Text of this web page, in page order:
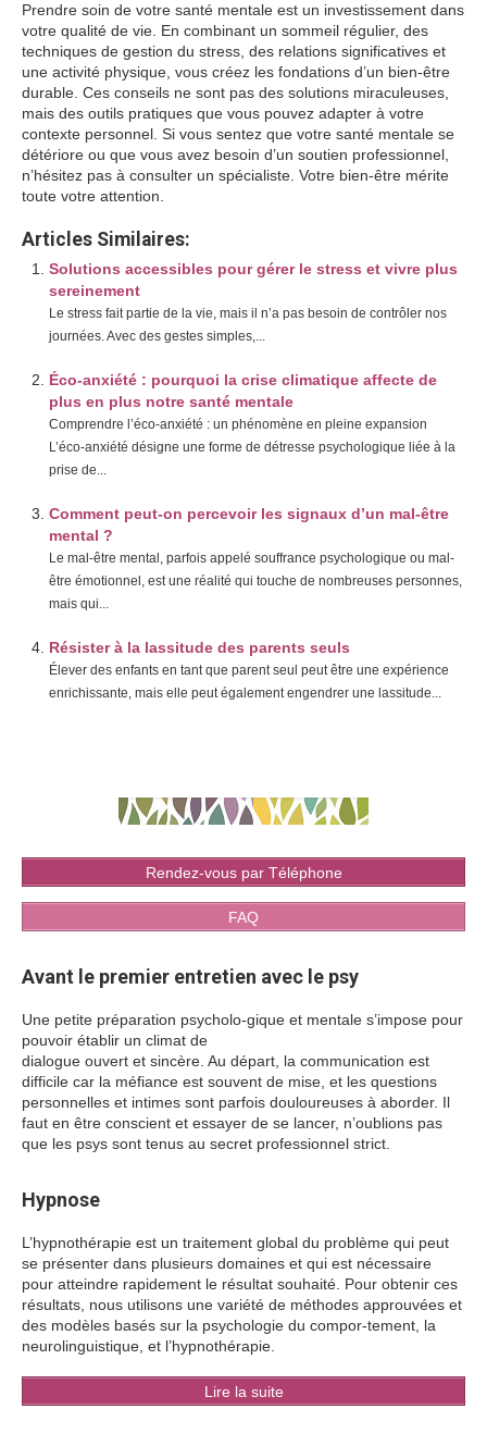
Prendre soin de votre santé mentale est un investissement dans
votre qualité de vie. En combinant un sommeil régulier, des
techniques de gestion du stress, des relations significatives et
une activité physique, vous créez les fondations d’un bien-être
durable. Ces conseils ne sont pas des solutions miraculeuses,
mais des outils pratiques que vous pouvez adapter à votre
contexte personnel. Si vous sentez que votre santé mentale se
détériore ou que vous avez besoin d’un soutien professionnel,
n’hésitez pas à consulter un spécialiste. Votre bien-être mérite
toute votre attention.
Articles Similaires:
Solutions accessibles pour gérer le stress et vivre plus
sereinement
Le stress fait partie de la vie, mais il n’a pas besoin de contrôler nos
journées. Avec des gestes simples,...
Éco-anxiété : pourquoi la crise climatique affecte de
plus en plus notre santé mentale
Comprendre l’éco-anxiété : un phénomène en pleine expansion
L’éco-anxiété désigne une forme de détresse psychologique liée à la
prise de...
Comment peut-on percevoir les signaux d’un mal-être
mental ?
Le mal-être mental, parfois appelé souffrance psychologique ou mal-
être émotionnel, est une réalité qui touche de nombreuses personnes,
mais qui...
Résister à la lassitude des parents seuls
Élever des enfants en tant que parent seul peut être une expérience
enrichissante, mais elle peut également engendrer une lassitude...
Rendez-vous par Téléphone
FAQ
Avant le premier entretien avec le psy
Une petite préparation psycholo-gique et mentale s’impose pour
pouvoir établir un climat de
dialogue ouvert et sincère. Au départ, la communication est
difficile car la méfiance est souvent de mise, et les questions
personnelles et intimes sont parfois douloureuses à aborder. Il
faut en être conscient et essayer de se lancer, n’oublions pas
que les psys sont tenus au secret professionnel strict.
Hypnose
L’hypnothérapie est un traitement global du problème qui peut
se présenter dans plusieurs domaines et qui est nécessaire
pour atteindre rapidement le résultat souhaité. Pour obtenir ces
résultats, nous utilisons une variété de méthodes approuvées et
des modèles basés sur la psychologie du compor-tement, la
neurolinguistique, et l’hypnothérapie.
Lire la suite